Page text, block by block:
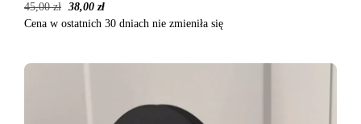
45,00zł 38,00zł
Cena w ostatnich 30 dniach nie zmieniła się